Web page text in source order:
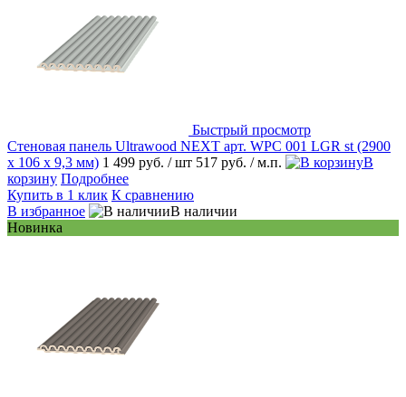
Быстрый просмотр
Стеновая панель Ultrawood NEXT арт. WPC 001 LGR st (2900
х 106 х 9,3 мм) 1 499 руб. / шт 517 руб. / м.п.
В
корзину Подробнее
Купить в 1 клик К сравнению
В избранное
В наличии
Новинка